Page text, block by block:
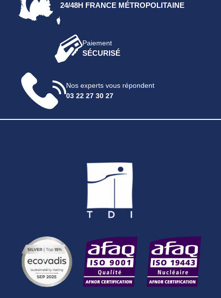
24/48H FRANCE MÉTROPOLITAINE
Paiement
SÉCURISÉ
Nos experts vous répondent
03 22 27 30 27